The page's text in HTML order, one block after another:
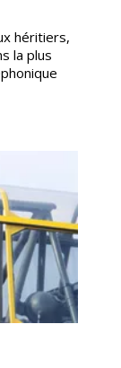
héritiers,
la plus